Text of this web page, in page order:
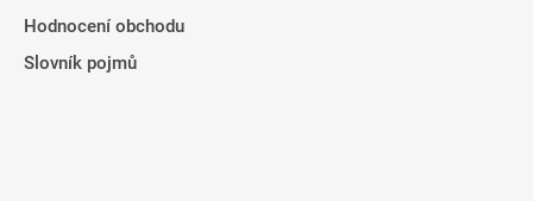
Hodnocení obchodu
Slovník pojmů